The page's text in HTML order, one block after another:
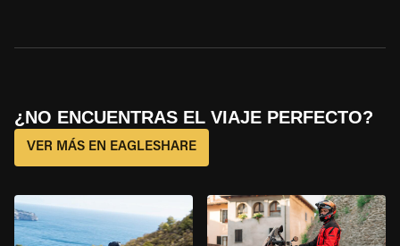
¿NO ENCUENTRAS EL VIAJE PERFECTO?
VER MÁS EN EAGLESHARE